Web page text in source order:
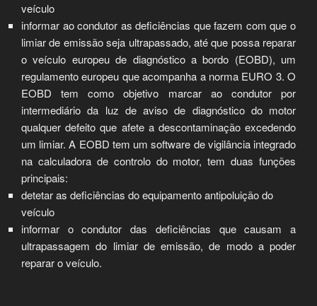
veículo
informar ao condutor as deficiências que fazem com que o
limiar de emissão seja ultrapassado, até que possa reparar
o veículo europeu de diagnóstico a bordo (EOBD), um
regulamento europeu que acompanha a norma EURO 3. O
EOBD tem como objetivo marcar ao condutor por
intermediário da luz de aviso de diagnóstico do motor
qualquer defeito que afete a descontaminação excedendo
um limiar. A EOBD tem um software de vigilância integrado
na calculadora de controlo do motor, tem duas funções
principais:
detetar as deficiências do equipamento antipoluição do
veículo
informar o condutor das deficiências que causam a
ultrapassagem do limiar de emissão, de modo a poder
reparar o veículo.